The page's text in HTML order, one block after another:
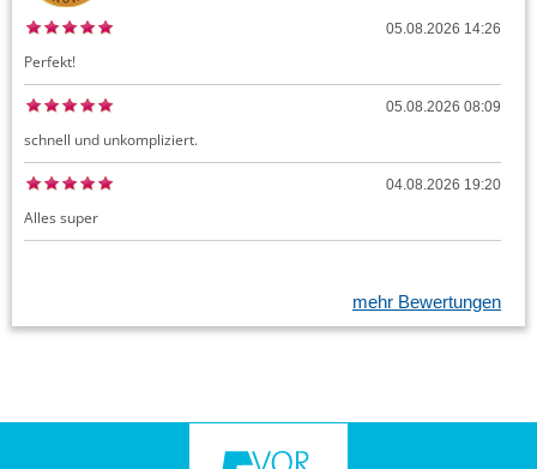
05.08.2026 14:26
Perfekt!
05.08.2026 08:09
schnell und unkompliziert.
04.08.2026 19:20
Alles super
mehr Bewertungen